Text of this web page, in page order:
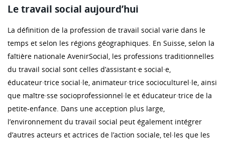
Le travail social aujourd’hui
La définition de la profession de travail social varie dans le
temps et selon les régions géographiques. En Suisse, selon la
faîtière nationale AvenirSocial, les professions traditionnelles
du travail social sont celles d’assistant·e social·e,
éducateur·trice social·le, animateur·trice socioculturel·le, ainsi
que maître·sse socioprofessionnel·le et éducateur·trice de la
petite-enfance. Dans une acception plus large,
l’environnement du travail social peut également intégrer
d’autres acteurs et actrices de l’action sociale, tel·les que les